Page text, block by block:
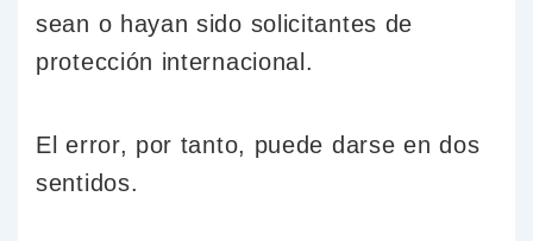
sean o hayan sido solicitantes de
protección internacional.
El error, por tanto, puede darse en dos
sentidos.